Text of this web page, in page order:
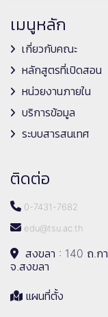
เมนูหลัก
เกี่ยวกับคณะ
หลักสูตรที่เปิดสอน
หน่วยงานภายใน
บริการข้อมูล
ระบบสารสนเทศ
ติดต่อ
0-7431-7682
edu@tsu.ac.th
สงขลา : 140 ถ.ก
จ.สงขลา
แผนที่ตั้ง